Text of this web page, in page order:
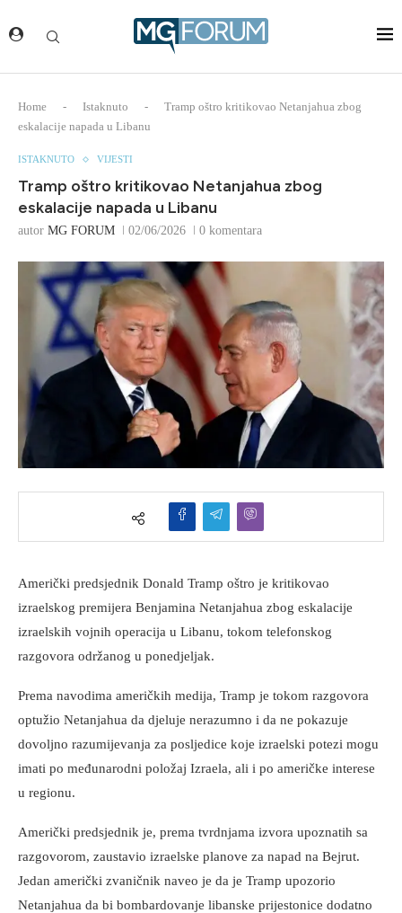
Home - Istaknuto -
Tramp oštro kritikovao Netanjahua zbog
eskalacije napada u Libanu
ISTAKNUTO VIJESTI
Tramp oštro kritikovao Netanjahua zbog
eskalacije napada u Libanu
autor MG FORUM 02/06/2026 0 komentara
Američki predsjednik Donald Tramp oštro je kritikovao
izraelskog premijera Benjamina Netanjahua zbog eskalacije
izraelskih vojnih operacija u Libanu, tokom telefonskog
razgovora održanog u ponedjeljak.
Prema navodima američkih medija, Tramp je tokom razgovora
optužio Netanjahua da djeluje nerazumno i da ne pokazuje
dovoljno razumijevanja za posljedice koje izraelski potezi mogu
imati po međunarodni položaj Izraela, ali i po američke interese
u regionu.
Američki predsjednik je, prema tvrdnjama izvora upoznatih sa
razgovorom, zaustavio izraelske planove za napad na Bejrut.
Jedan američki zvaničnik naveo je da je Tramp upozorio
Netanjahua da bi bombardovanje libanske prijestonice dodatno